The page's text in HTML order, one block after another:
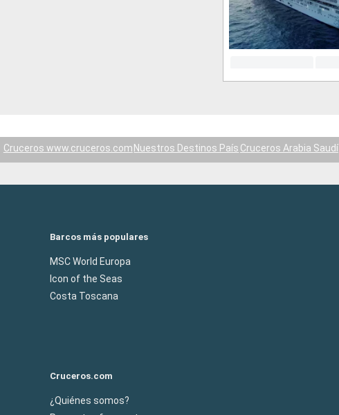
Cruceros www.cruceros.com Nuestros Destinos País Cruceros Arabia Saudí
Barcos más populares
MSC World Europa
Icon of the Seas
Costa Toscana
Cruceros.com
¿Quiénes somos?